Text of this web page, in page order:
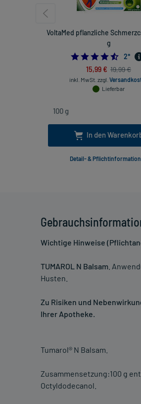
Wichtige Hinweise
TUMAROL N Balsam .
Husten.
Zu Risiken und
Ihrer Apotheke.
Tumarol® N Balsam.
Zusammensetzung:100 g
Octyldodecanol.
VoltaMed pflanzliche
g
4.5
2*
15,99 € 19,99 €
inkl. MwSt. zzgl.
Lieferbar
In den
Detail- &